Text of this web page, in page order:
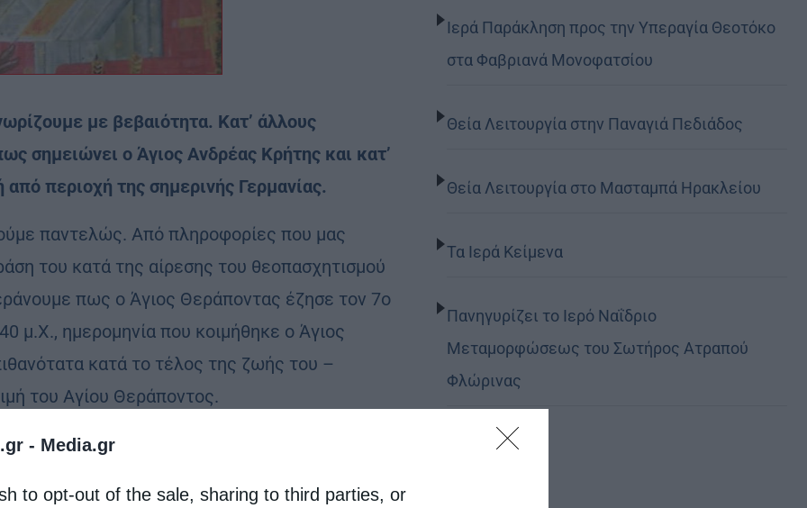
- Media.gr
to opt-out of the sale, sharing to third parties, or
με βεβαιότητα. Κατ’ άλλους
σημειώνει ο Άγιος Ανδρέας Κρήτης και κατ’
περιοχή της σημερινής Γερμανίας.
παντελώς. Από πληροφορίες που μας
του κατά της αίρεσης του θεοπασχητισμού
πως ο Άγιος Θεράποντας έζησε τον 7ο
μ.Χ., ημερομηνία που κοιμήθηκε ο Άγιος
κατά το τέλος της ζωής του –
του Αγίου Θεράποντος.
των μοναχών, εκείνων πού απαρνούνται στ’
το σταυρό του Κυρίου.
Ιερά Παράκληση προς την Υπεραγία Θεοτόκο
στα Φαβριανά Μονοφατσίου
Θεία Λειτουργία στην Παναγιά Πεδιάδος
Θεία Λειτουργία στο Μασταμπά Ηρακλείου
Τα Ιερά Κείμενα
Πανηγυρίζει το Ιερό Ναΐδριο
Μεταμορφώσεως του Σωτήρος Ατραπού
Φλώρινας